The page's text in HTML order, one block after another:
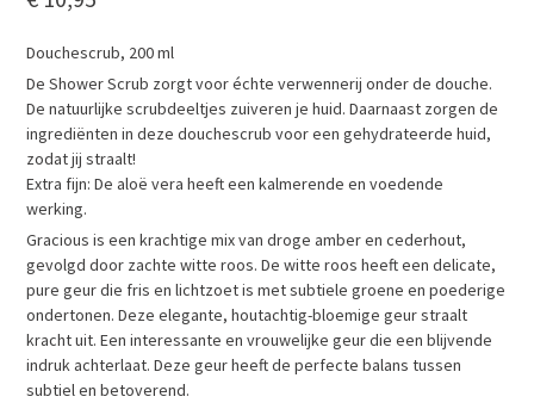
Douchescrub, 200 ml
De Shower Scrub zorgt voor échte verwennerij onder de douche.
De natuurlijke scrubdeeltjes zuiveren je huid. Daarnaast zorgen de
ingrediënten in deze douchescrub voor een gehydrateerde huid,
zodat jij straalt!
Extra fijn: De aloë vera heeft een kalmerende en voedende
werking.
Gracious is een krachtige mix van droge amber en cederhout,
gevolgd door zachte witte roos. De witte roos heeft een delicate,
pure geur die fris en lichtzoet is met subtiele groene en poederige
ondertonen. Deze elegante, houtachtig-bloemige geur straalt
kracht uit. Een interessante en vrouwelijke geur die een blijvende
indruk achterlaat. Deze geur heeft de perfecte balans tussen
subtiel en betoverend.